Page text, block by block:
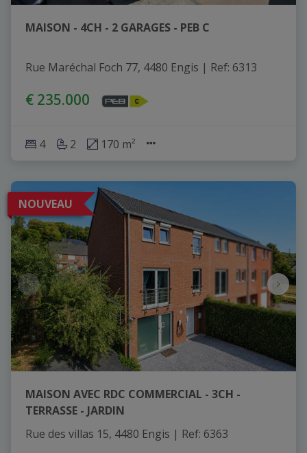
MAISON - 4CH - 2 GARAGES - PEB C
Rue Maréchal Foch 77, 4480 Engis | Ref: 6313
€ 235.000
4 2 170 m²
NOUVEAU
MAISON AVEC RDC COMMERCIAL - 3CH -
TERRASSE - JARDIN
Rue des villas 15, 4480 Engis | Ref: 6363